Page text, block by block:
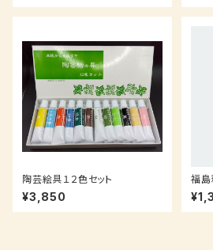
陶芸絵具１２色セット
¥3,850
福
（受